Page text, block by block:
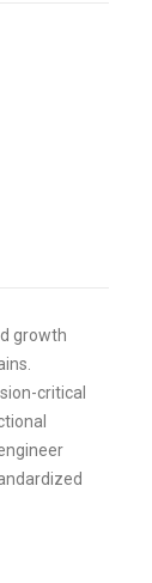
growth
critical